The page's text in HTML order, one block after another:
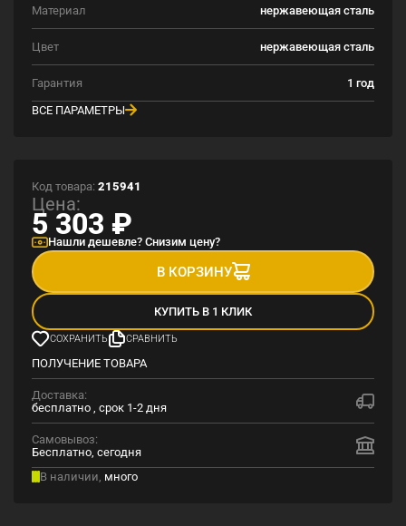
Материал нержавеющая сталь
Цвет нержавеющая сталь
Гарантия
1 год
ВСЕ ПАРАМЕТРЫ
Код товара: 215941
Цена:
5 303 ₽
Нашли дешевле? Снизим цену?
В КОРЗИНУ
КУПИТЬ В 1 КЛИК
СОХРАНИТЬ СРАВНИТЬ
ПОЛУЧЕНИЕ ТОВАРА
Доставка:
бесплатно , срок 1-2 дня
Самовывоз:
Бесплатно, сегодня
В наличии, много